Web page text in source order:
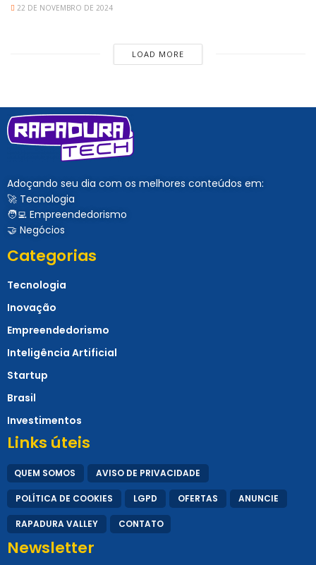
22 DE NOVEMBRO DE 2024
LOAD MORE
Adoçando seu dia com os melhores conteúdos em:
🚀 Tecnologia
🧑‍💻 Empreendedorismo
🤝 Negócios
Categorias
Tecnologia
Inovação
Empreendedorismo
Inteligência Artificial
Startup
Brasil
Investimentos
Links úteis
QUEM SOMOS AVISO DE PRIVACIDADE
POLÍTICA DE COOKIES LGPD OFERTAS ANUNCIE
RAPADURA VALLEY CONTATO
Newsletter